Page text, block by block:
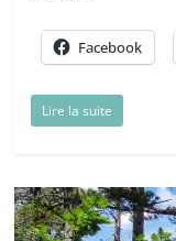
Facebook
Lire la suite